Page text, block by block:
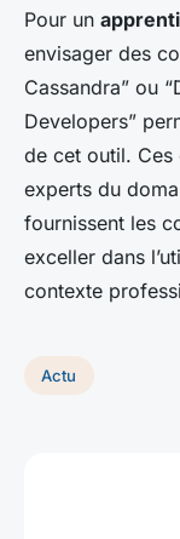
Pour un
envisager des
Cassandra” ou
Developers”
de cet outil. Ces
experts du
fournissent les
exceller dans
contexte
Actu